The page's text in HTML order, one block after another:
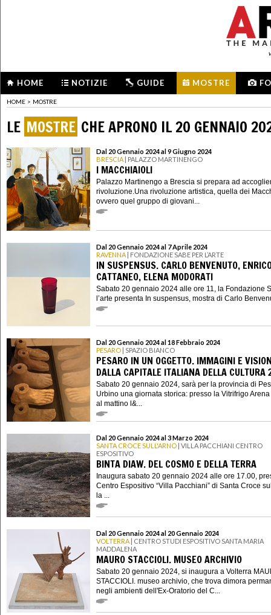
HOME NOTIZIE GUIDE MOSTRE
HOME > MOSTRE
LE MOSTRE CHE APRONO IL 20 GENNAIO
Dal 20 Gennaio 2024 al 9 Giugno 2024
BRESCIA | PALAZZO MARTINENGO
I MACCHIAIOLI
Palazzo Martinengo a Brescia si prepara ad
rivoluzione.Una rivoluzione artistica, quella dei
ovvero quel gruppo di giovani...
Dal 20 Gennaio 2024 al 7 Aprile 2024
RAVENNA | FONDAZIONE SABE PER L’ARTE
IN SUSPENSUS. CARLO BENVENUTO,
CATTANEO, ELENA MODORATI
Sabato 20 gennaio 2024 alle ore 11, la Fondazione
l’arte presenta In suspensus, mostra di Carlo
Dal 20 Gennaio 2024 al 18 Febbraio 2024
PESARO | SPAZIO BIANCO
PESARO IN UN OGGETTO. IMMAGINI E
DALLA CAPITALE ITALIANA DELLA
Sabato 20 gennaio 2024, sarà per la provincia di
Urbino una giornata storica: presso la Vitrifrigo
al mattino l&...
Dal 20 Gennaio 2024 al 3 Marzo 2024
SANTA CROCE SULL'ARNO | VILLA PACCHIANI CENTRO
ESPOSITIVO
BINTA DIAW. DEL COSMO E DELLA TERRA
Inaugura sabato 20 gennaio 2024 alle ore 17.00,
Centro Espositivo “Villa Pacchiani” di Santa Croce
la ...
Dal 20 Gennaio 2024 al 20 Gennaio 2024
VOLTERRA | CENTRO STUDI ESPOSITIVO SANTA MARIA
MADDALENA
MAURO STACCIOLI. MUSEO ARCHIVIO
Sabato 20 gennaio 2024, si inaugura a Volterra
STACCIOLI. museo archivio, che trova dimora
negli ambienti dell'Ex-Oratorio del C...